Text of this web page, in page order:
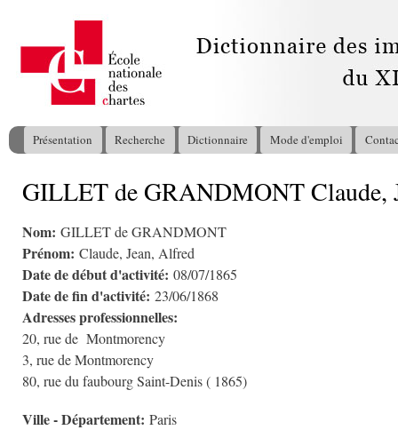
Menu principal
Présentation Recherche Dictionnaire Mode d'emploi
Vous êtes ici
GILLET de GRANDMONT Claude,
Nom: GILLET de GRANDMONT
Prénom: Claude, Jean, Alfred
Date de début d'activité: 08/07/1865
Date de fin d'activité: 23/06/1868
Adresses professionnelles:
20, rue de Montmorency
3, rue de Montmorency
80, rue du faubourg Saint-Denis ( 1865)
Ville - Département: Paris